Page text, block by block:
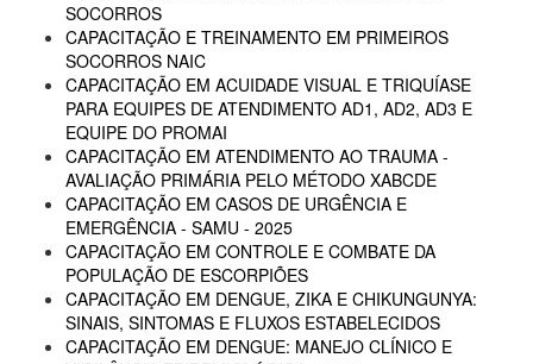
SOCORROS
CAPACITAÇÃO E TREINAMENTO EM PRIMEIROS
SOCORROS NAIC
CAPACITAÇÃO EM ACUIDADE VISUAL E TRIQUÍASE
PARA EQUIPES DE ATENDIMENTO AD1, AD2, AD3 E
EQUIPE DO PROMAI
CAPACITAÇÃO EM ATENDIMENTO AO TRAUMA -
AVALIAÇÃO PRIMÁRIA PELO MÉTODO XABCDE
CAPACITAÇÃO EM CASOS DE URGÊNCIA E
EMERGÊNCIA - SAMU - 2025
CAPACITAÇÃO EM CONTROLE E COMBATE DA
POPULAÇÃO DE ESCORPIÕES
CAPACITAÇÃO EM DENGUE, ZIKA E CHIKUNGUNYA:
SINAIS, SINTOMAS E FLUXOS ESTABELECIDOS
CAPACITAÇÃO EM DENGUE: MANEJO CLÍNICO E